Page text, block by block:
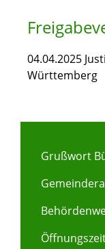
04.04.2025
Württemberg
Grußwort